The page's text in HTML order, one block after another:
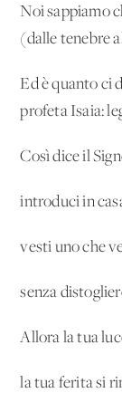
Noi sappiamo
(dalle tenebre
Ed è quanto ci
profeta Isaia:
Così dice il
introduci in
vesti uno che
senza
Allora la tua
la tua ferita si